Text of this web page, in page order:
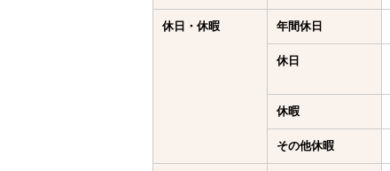
休日・休暇 年間休日
休日
休暇
その他休暇